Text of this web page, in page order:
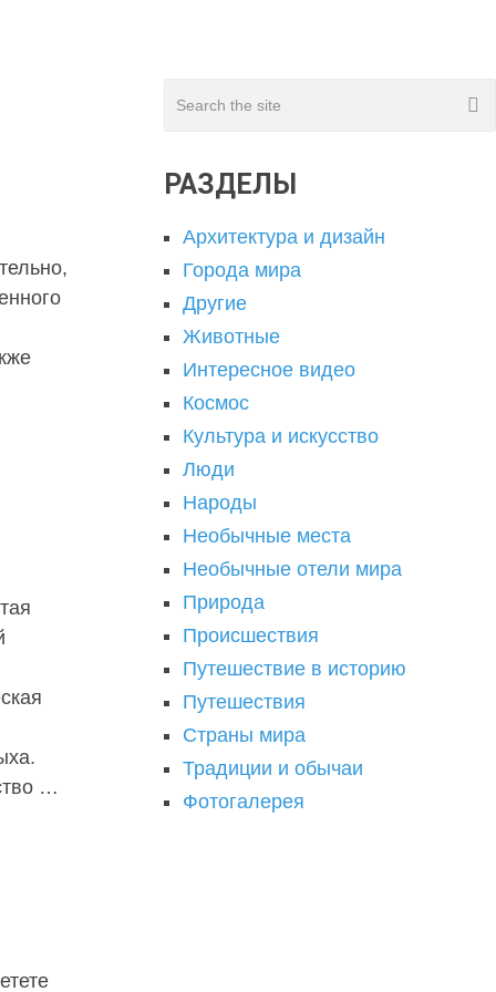
…
РАЗДЕЛЫ
Архитектура и дизайн
Города мира
Другие
Животные
Интересное видео
Космос
Культура и искусство
Люди
Народы
Необычные места
Необычные отели мира
Природа
Происшествия
Путешествие в историю
Путешествия
Страны мира
Традиции и обычаи
Фотогалерея